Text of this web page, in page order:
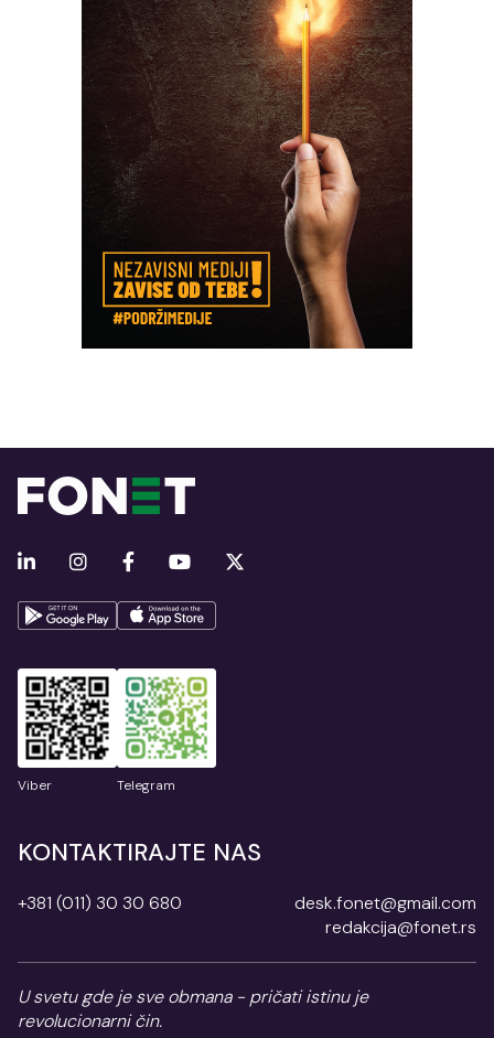
Viber Telegram
KONTAKTIRAJTE NAS
+381 (011) 30 30 680
desk.fonet@gmail.com
redakcija@fonet.rs
U svetu gde je sve obmana - pričati istinu je
revolucionarni čin.